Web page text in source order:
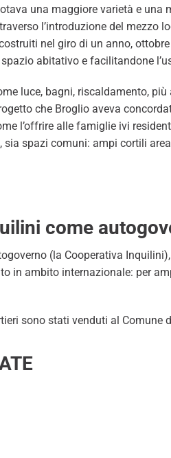
una maggiore varietà e una
l’introduzione del mezzo
nel giro di un anno,
abitativo e facilitandone
luce, bagni, riscaldamento,
che Broglio aveva
l’offrire alle famiglie ivi
spazi comuni: ampi cortili
come
(la Cooperativa
in ambito internazionale: per
sono stati venduti al Comune